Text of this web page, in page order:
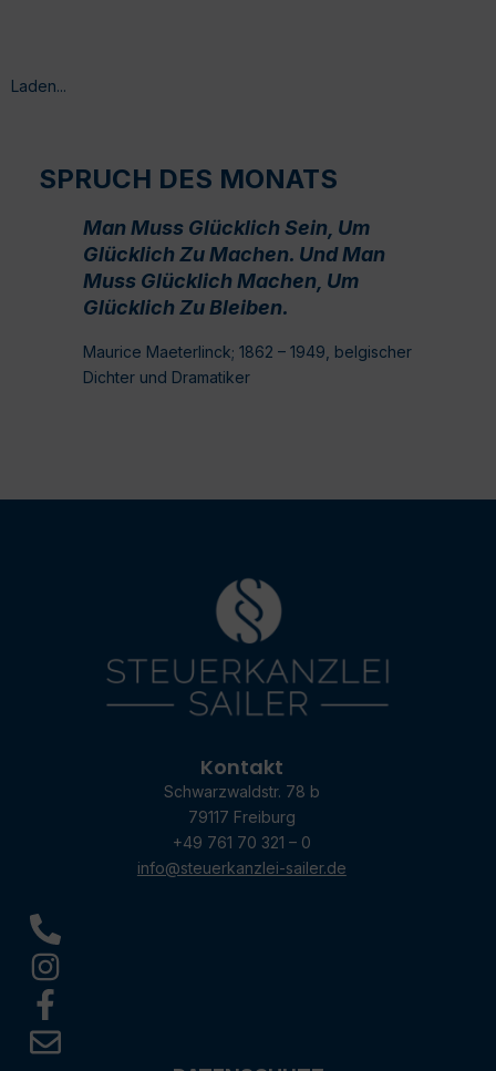
Laden...
SPRUCH DES MONATS
Man Muss Glücklich Sein, Um
Glücklich Zu Machen. Und Man
Muss Glücklich Machen, Um
Glücklich Zu Bleiben.
Maurice Maeterlinck; 1862 – 1949, belgischer
Dichter und Dramatiker
Kontakt
Schwarzwaldstr. 78 b
79117 Freiburg
+49 761 70 321 – 0
info@steuerkanzlei-sailer.de